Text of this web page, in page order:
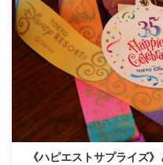
《ハピエストサプライズ